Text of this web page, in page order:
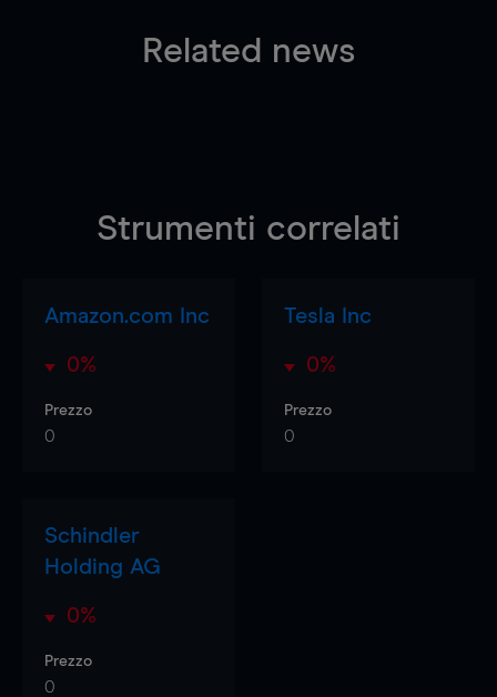
Related news
Strumenti correlati
Amazon.com Inc
0%
Prezzo
0
Tesla Inc
0%
Prezzo
0
Schindler
Holding AG
0%
Prezzo
0